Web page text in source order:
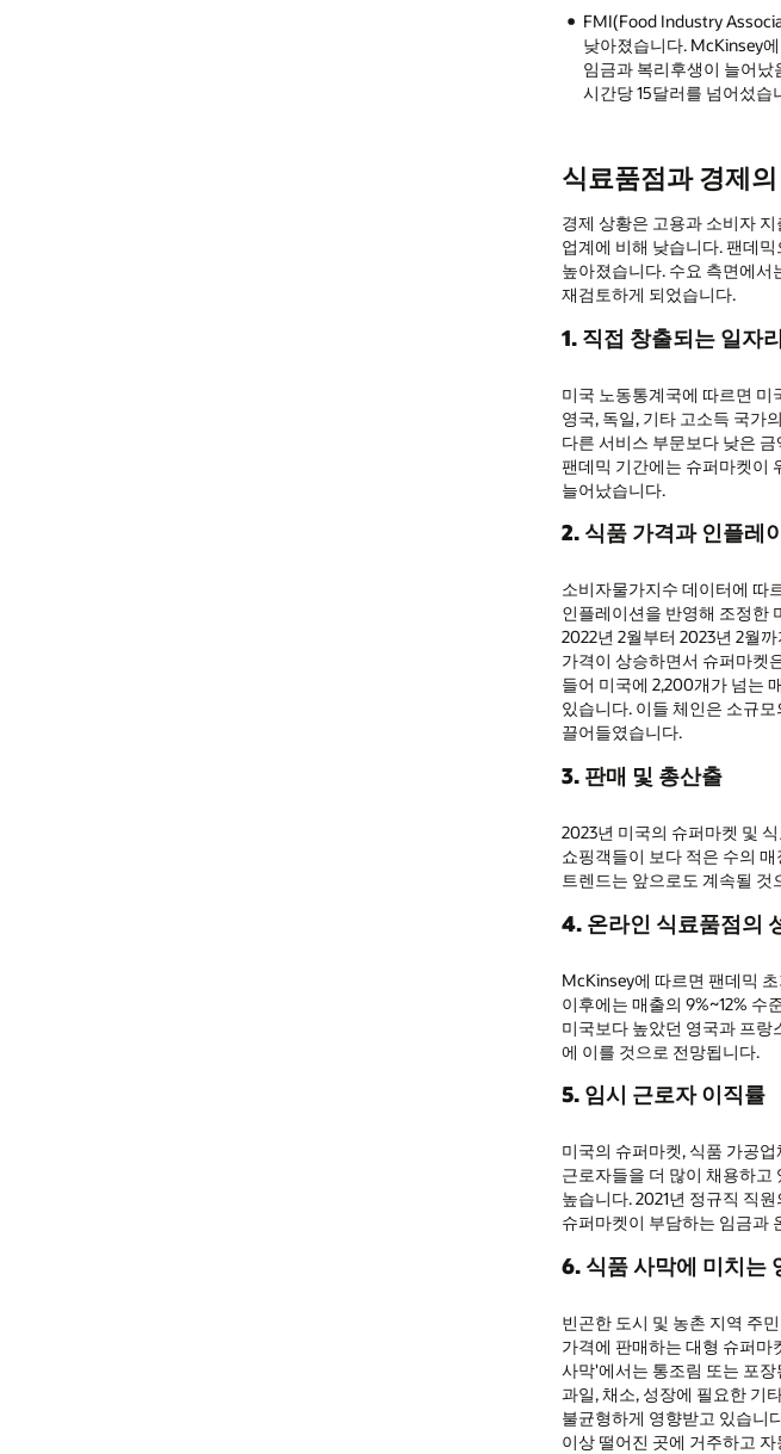
FMI(Food Industry
낮아졌습니다. McKinsey
임금과 복리후생이 늘어났
시간당 15달러를 넘어섰습
식료품점과 경제
경제 상황은 고용과 소비자
업계에 비해 낮습니다. 팬데
높아졌습니다. 수요 측면에
재검토하게 되었습니다.
1. 직접 창출되는 일자리
미국 노동통계국에 따르면
영국, 독일, 기타 고소득 국가
다른 서비스 부문보다 낮은
팬데믹 기간에는 슈퍼마켓이
늘어났습니다.
2. 식품 가격과 인플레
소비자물가지수 데이터에 따
인플레이션을 반영해 조정한
2022년 2월부터 2023년 2월
가격이 상승하면서 슈퍼마켓
들어 미국에 2,200개가 넘는
있습니다. 이들 체인은 소규
끌어들였습니다.
3. 판매 및 총산출
2023년 미국의 슈퍼마켓 및
쇼핑객들이 보다 적은 수의
트렌드는 앞으로도 계속될 것
4. 온라인 식료품점의
McKinsey에 따르면 팬데믹
이후에는 매출의 9%~12% 수
미국보다 높았던 영국과 프랑
에 이를 것으로 전망됩니다.
5. 임시 근로자 이직률
미국의 슈퍼마켓, 식품 가공
근로자들을 더 많이 채용하
높습니다. 2021년 정규직 직
슈퍼마켓이 부담하는 임금과
6. 식품 사막에 미치는
빈곤한 도시 및 농촌 지역 주
가격에 판매하는 대형 슈퍼마
사막'에서는 통조림 또는 포
과일, 채소, 성장에 필요한 기
불균형하게 영향받고 있습니
이상 떨어진 곳에 거주하고